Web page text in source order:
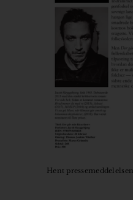
Hent pressemeddelelsen